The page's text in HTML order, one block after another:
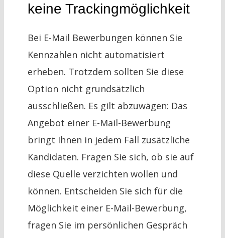
keine Trackingmöglichkeit
Bei E-Mail Bewerbungen können Sie
Kennzahlen nicht automatisiert
erheben. Trotzdem sollten Sie diese
Option nicht grundsätzlich
ausschließen. Es gilt abzuwägen: Das
Angebot einer E-Mail-Bewerbung
bringt Ihnen in jedem Fall zusätzliche
Kandidaten. Fragen Sie sich, ob sie auf
diese Quelle verzichten wollen und
können. Entscheiden Sie sich für die
Möglichkeit einer E-Mail-Bewerbung,
fragen Sie im persönlichen Gespräch